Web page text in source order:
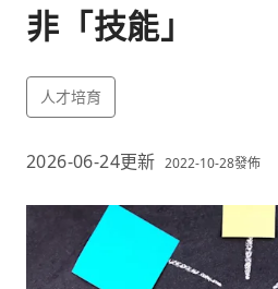
報名
非「技能」
人才培育
2026-06-24更新 2022-10-28發佈